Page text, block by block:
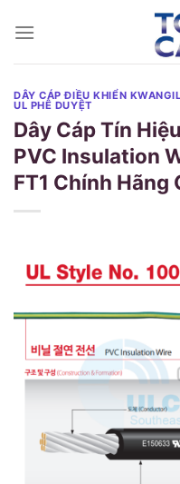
DÂY CÁP ĐIỀU KHIỂN
UL PHÊ DUYỆT
Dây Cáp Tín
PVC Insulation
FT1 Chính Hãng